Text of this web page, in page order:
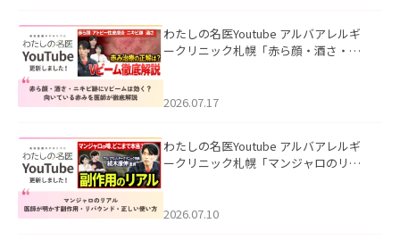
わたしの名医Youtube アルバアレルギ
ークリニック札幌「赤ら顔・酒さ・ニ
した。
2026.07.17
わたしの名医Youtube アルバアレルギ
ークリニック札幌「マンジャロのリア
た。
2026.07.10